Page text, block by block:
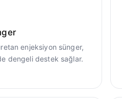
enjeksiyon sünger,
dengeli destek sağlar.